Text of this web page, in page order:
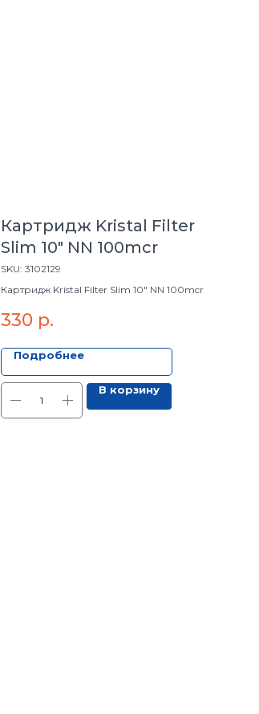
Картридж Kristal Filter
Slim 10" NN 100mcr
SKU: 3102129
Картридж Kristal Filter Slim 10" NN 100mcr
330 р.
Подробнее
В корзину